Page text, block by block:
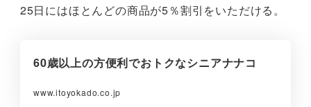
25日にはほとんどの商品が5％割引をいただける。
60歳以上の方便利でおトクなシニアナナコ
www.itoyokado.co.jp